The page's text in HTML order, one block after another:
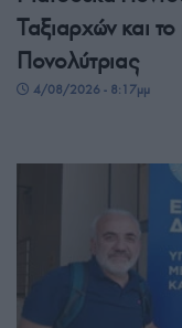
Ταξιαρχών και
Πονολύτριας
4/08/2026 - 8:17μμ